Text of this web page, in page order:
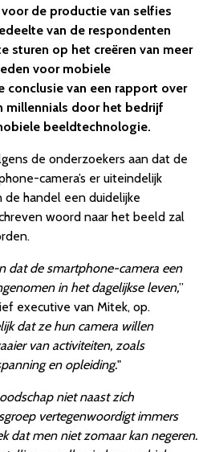
de productie van selfies
van de respondenten
sturen op het creëren van meer
voor mobiele
conclusie van een rapport over
millennials door het bedrijf
beeldtechnologie.
de onderzoekers aan dat de
camera’s er uiteindelijk
handel een duidelijke
woord naar het beeld zal
dat de smartphone-camera een
in het dagelijkse leven,”
executive van Mitek, op.
dat ze hun camera willen
van activiteiten, zoals
en opleiding."
niet naast zich
vertegenwoordigt immers
dat men niet zomaar kan negeren.